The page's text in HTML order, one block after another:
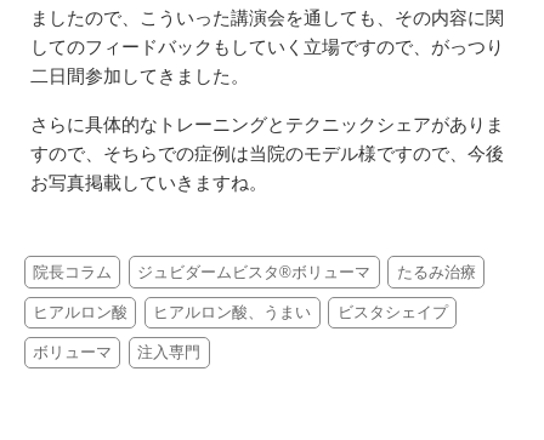
ましたので、こういった講演会を通しても、その内容に関
してのフィードバックもしていく立場ですので、がっつり
二日間参加してきました。
さらに具体的なトレーニングとテクニックシェアがありま
すので、そちらでの症例は当院のモデル様ですので、今後
お写真掲載していきますね。
院長コラム ジュビダームビスタ®ボリューマ たるみ治療
ヒアルロン酸 ヒアルロン酸、うまい ビスタシェイプ
ボリューマ 注入専門